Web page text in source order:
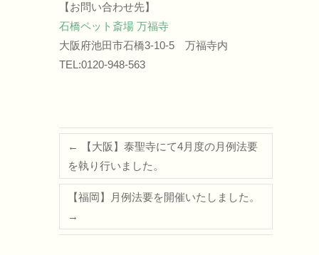
【お問い合わせ先】
石橋ペット斎場 万福寺
大阪府池田市石橋3-10-5 万福寺内
TEL:0120-948-563
←
【大阪】泰聖寺にて4月度の月例法要
を執り行いました。
【福岡】月例法要を開催いたしました。
→